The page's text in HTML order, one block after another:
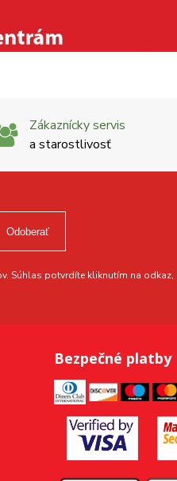
Zákaznícky servis
a starostlivosť
Odoberať
potvrdíte kliknutím na odkaz,
Bezpečné platby